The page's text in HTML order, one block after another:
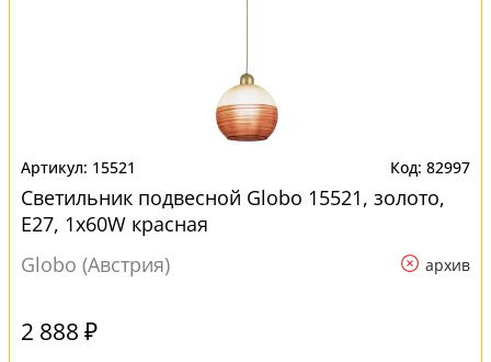
15521 82997
Светильник подвесной Globo 15521, золото,
E27, 1x60W красная
Globo (Австрия)
архив
2 888 ₽